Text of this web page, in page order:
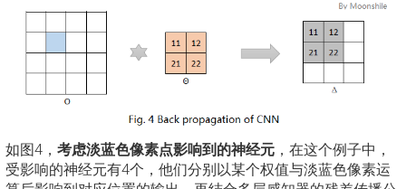
如图4， 考虑淡蓝色像素点影响到的神经元 ，在这个例子中，
受影响的神经元有4个，他们分别以某个权值与淡蓝色像素运